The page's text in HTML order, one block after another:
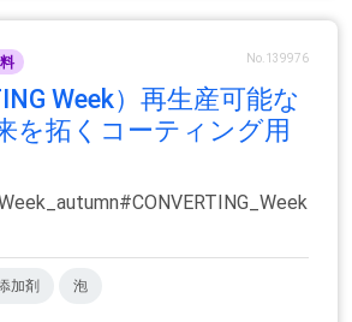
No.139976
Week）再生産可能な
を拓くコーティング用
加剤 泡